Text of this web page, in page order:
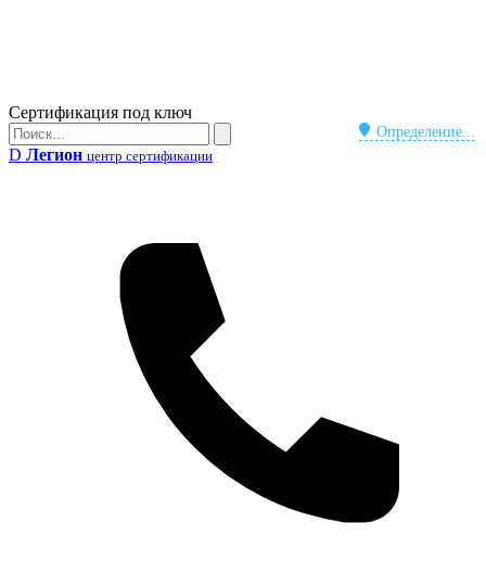
Бейдж
Сертификация под ключ
Определение...
Поиск
Поиск
D Легион центр сертификации